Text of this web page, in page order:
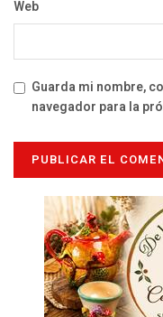
Web
Guarda mi nombre,
navegador para la